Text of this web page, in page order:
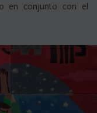
en conjunto con el